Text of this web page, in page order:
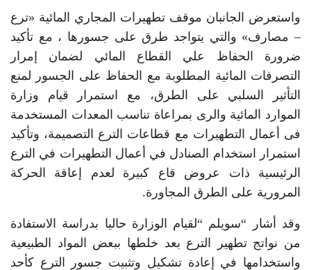
واستعرض الجانبان موقف تطهيرات المجاري المائية «ترع
– مصارف» والتي يتواجد طرق على جسورها ، مع تأكيد
ضرورة الحفاظ علي القطاع المائي لضمان إمرار
التصرفات المائية المطلوبة مع الحفاظ على الجسور لمنع
التأثير السلبي على الطرق، مع استمرار قيام وزارة
الموارد المائية والرى بمراعاة تناسب المعدات المستخدمة
فى أعمال التطهيرات مع قطاعات الترع التصميمة، وتأكيد
استمرار استخدام الصنادل في أعمال التطهيرات في الترع
الرئيسية ذات عروض قاع كبيرة لعدم إعاقة الحركة
المرورية على الطرق المجاورة.
وقد أشار “سويلم “لقيام الوزارة حاليا بدراسة الاستفادة
من نواتج تطهير الترع بعد خلطها ببعض المواد الطبيعية
واستخدامها في إعادة تشكيل وتثبيت جسور الترع كأحد